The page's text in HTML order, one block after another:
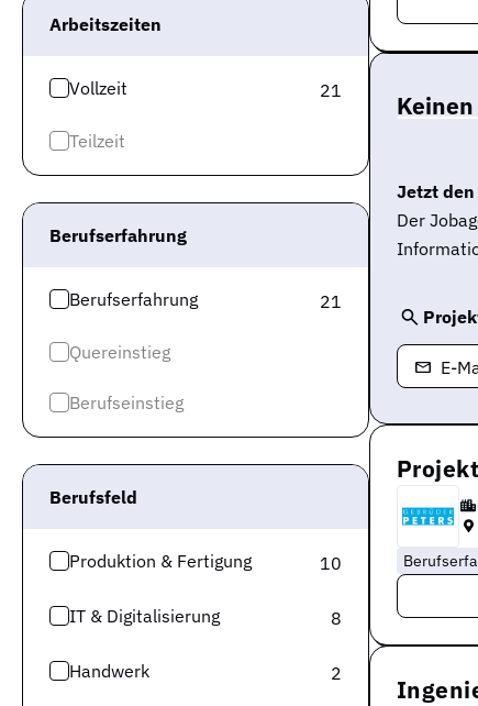
Arbeitszeiten
Vollzeit 21
Teilzeit
Berufserfahrung
Berufserfahrung 21
Quereinstieg
Berufseinstieg
Berufsfeld
Produktion & Fertigung 10
IT & Digitalisierung 8
Handwerk 2
Jetzt
Der
E-